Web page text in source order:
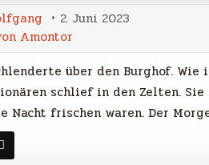
2. Juni 2023
Amontor
über den Burghof.
schlief in den Zelten.
Nacht frischen waren. Der